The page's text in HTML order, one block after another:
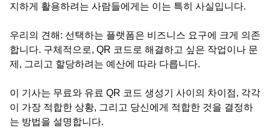
지하게 활용하려는 사람들에게는 이는 특히 사실입니다.
우리의 견해: 선택하는 플랫폼은 비즈니스 요구에 크게 의존
합니다. 구체적으로, QR 코드로 해결하고 싶은 작업이나 문
제, 그리고 할당하려는 예산에 따라 다릅니다.
이 기사는 무료와 유료 QR 코드 생성기 사이의 차이점, 각각
이 가장 적합한 상황, 그리고 당신에게 적합한 것을 결정하
는 방법을 설명합니다.